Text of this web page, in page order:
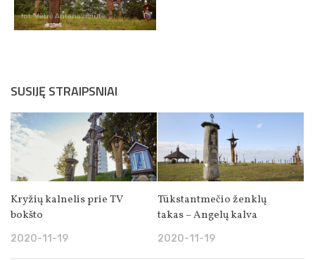
fot. Vėtrė Antanavičiūtė
SUSIJĘ STRAIPSNIAI
Kryžių kalnelis prie TV
bokšto
2020-11-19
Tūkstantmečio ženklų
takas – Angelų kalva
2020-11-19